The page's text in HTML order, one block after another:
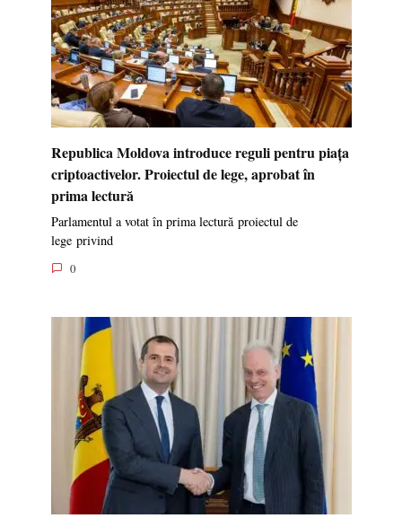
Republica Moldova introduce reguli pentru piața
criptoactivelor. Proiectul de lege, aprobat în
prima lectură
Parlamentul a votat în prima lectură proiectul de
lege privind
0